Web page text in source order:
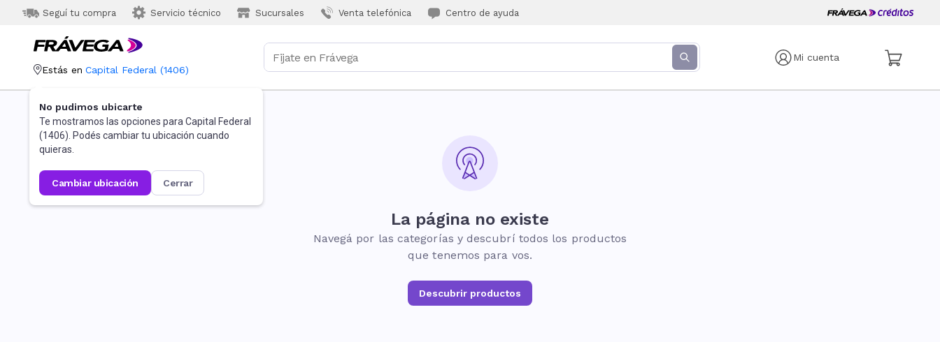
Seguí tu compra Servicio técnico Sucursales Venta telefónica Centro de ayuda
Mi cuenta
Estás en Capital Federal (1406)
No pudimos ubicarte
Te mostramos las opciones para Capital Federal
(1406). Podés cambiar tu ubicación cuando
quieras.
cambiar ubicación cerrar
La página no existe
Navegá por las categorías y descubrí todos los productos
que tenemos para vos.
Descubrir productos